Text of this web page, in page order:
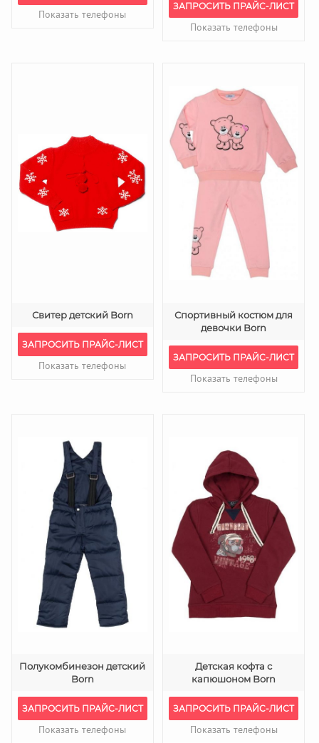
Показать телефоны
ЗАПРОСИТЬ ПРАЙС-ЛИСТ
Показать телефоны
Свитер детский Born
ЗАПРОСИТЬ ПРАЙС-ЛИСТ
Показать телефоны
Спортивный костюм для
девочки Born
ЗАПРОСИТЬ ПРАЙС-ЛИСТ
Показать телефоны
Полукомбинезон детский
Born
ЗАПРОСИТЬ ПРАЙС-ЛИСТ
Показать телефоны
Детская кофта с
капюшоном Born
ЗАПРОСИТЬ ПРАЙС-ЛИСТ
Показать телефоны